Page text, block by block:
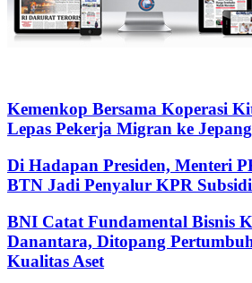
Kemenkop Bersama Koperasi
Lepas Pekerja Migran ke Jepang
Di Hadapan Presiden, Menteri
BTN Jadi Penyalur KPR
BNI Catat Fundamental Bisnis
Danantara, Ditopang
Kualitas Aset